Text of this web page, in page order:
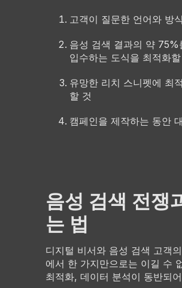
고객이 질문한 언어와 방
음성 검색 결과의 약
입수하는 도식을 최적화
유망한 리치 스니펫에 최
할 것
캠페인을 제작하는 동안
음성 검색 전쟁
는 법
디지털 비서와 음성 검색 고객
에서 한 가지만으로는 이길 수
최적화, 데이터 분석이 동반되